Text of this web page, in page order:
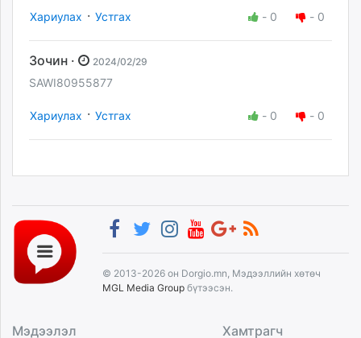
Хариулах · Устгах - 0 - 0
Зочин · 2024/02/29
SAWI80955877
Хариулах · Устгах - 0 - 0
© 2013-2026 он Dorgio.mn, Мэдээллийн хөтөч
MGL Media Group бүтээсэн.
Мэдээлэл Хамтрагч